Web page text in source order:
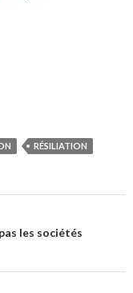
RÉSILIATION
les sociétés